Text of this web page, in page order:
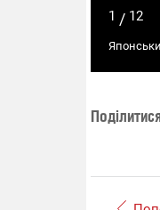
1 / 12